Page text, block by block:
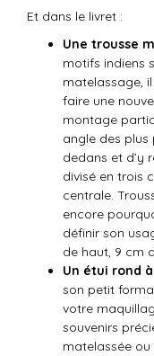
Et dans le livret :
Une trousse
motifs indiens
matelassage,
faire une
montage
angle des plus
dedans et d’y
divisé en trois
centrale.
encore
définir son
de haut, 9 cm
Un étui rond
son petit
votre
souvenirs
matelassée